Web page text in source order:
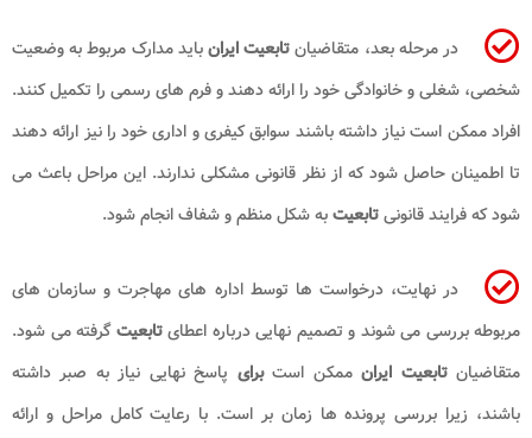
در مرحله بعد، متقاضیانتابعیت ایرانباید مدارک مربوط به وضعیت
شخصی، شغلی و خانوادگی خود را ارائه دهند و فرم های رسمی را تکمیل کنند.
افراد ممکن است نیاز داشته باشند سوابق کیفری و اداری خود را نیز ارائه دهند
تا اطمینان حاصل شود که از نظر قانونی مشکلی ندارند. این مراحل باعث می
شود که فرایند قانونیتابعیتبه شکل منظم و شفاف انجام شود.
در نهایت، درخواست ها توسط اداره های مهاجرت و سازمان های
مربوطه بررسی می شوند و تصمیم نهایی درباره اعطایتابعیتگرفته می شود.
متقاضیانتابعیت ایرانممکن استبرای پاسخ نهایی نیاز به صبر داشته
باشند، زیرا بررسی پرونده ها زمان بر است. با رعایت کامل مراحل و ارائه